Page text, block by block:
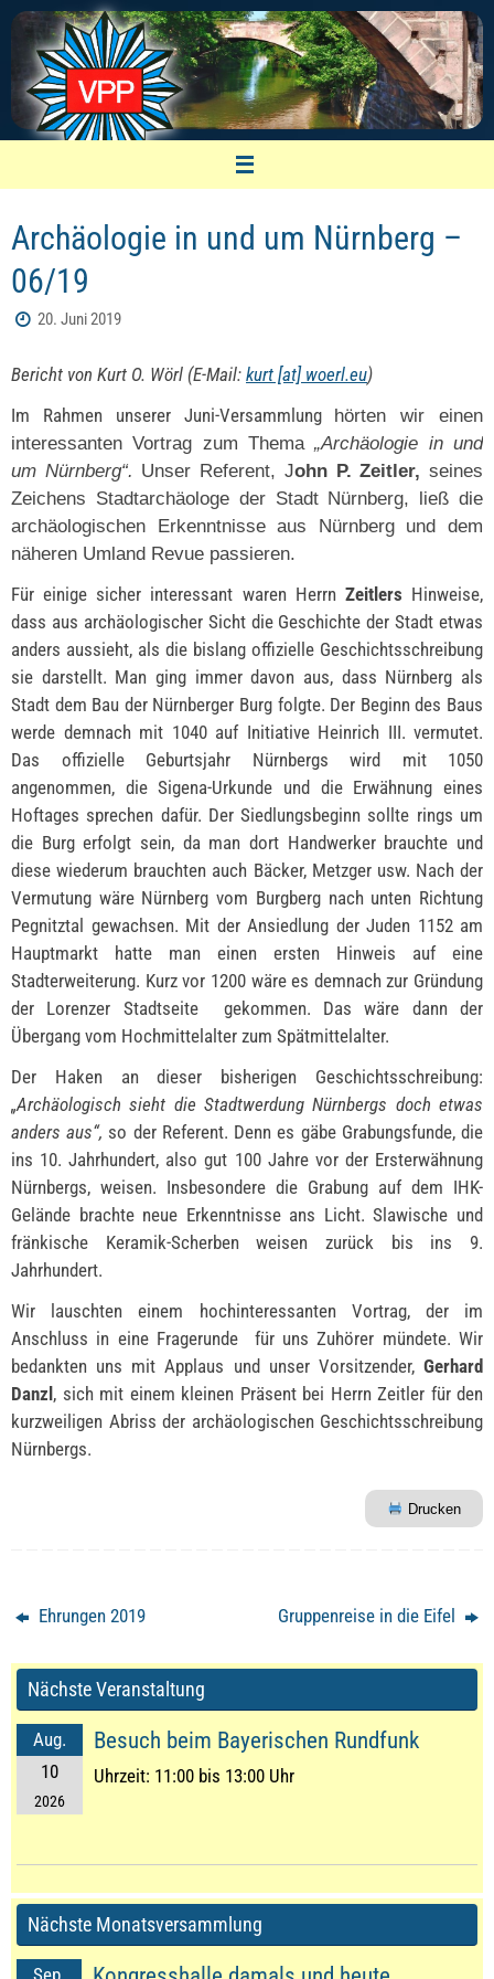
Zum
Inhalt
springen
Vereinigung pensionierter Polizeibeamter
Archäologie in und um Nürnberg –
06/19
20. Juni 2019
Bericht von Kurt O. Wörl (E-Mail: kurt [at] woerl.eu)
Im Rahmen unserer Juni-Versammlung
hörten wir einen
interessanten Vortrag zum Thema„Archäologie in und
um Nürnberg“. Unser Referent, John P. Zeitler, seines
Zeichens Stadtarchäologe der Stadt Nürnberg, ließ die
archäologischen Erkenntnisse aus Nürnberg und dem
näheren Umland Revue passieren.
Für einige sicher interessant waren Herrn Zeitlers Hinweise,
dass aus archäologischer Sicht die Geschichte der Stadt etwas
anders aussieht, als die bislang offizielle Geschichtsschreibung
sie darstellt. Man ging immer davon aus, dass Nürnberg als
Stadt dem Bau der Nürnberger Burg folgte. Der Beginn des Baus
werde demnach mit 1040 auf Initiative Heinrich III. vermutet.
Das offizielle Geburtsjahr Nürnbergs wird mit 1050
angenommen, die Sigena-Urkunde und die Erwähnung eines
Hoftages sprechen dafür. Der Siedlungsbeginn sollte rings um
die Burg erfolgt sein, da man dort Handwerker brauchte und
diese wiederum brauchten auch Bäcker, Metzger usw. Nach der
Vermutung wäre Nürnberg vom Burgberg nach unten Richtung
Pegnitztal gewachsen. Mit der Ansiedlung der Juden 1152 am
Hauptmarkt hatte man einen ersten Hinweis auf eine
Stadterweiterung. Kurz vor 1200 wäre es demnach zur Gründung
der Lorenzer Stadtseite gekommen. Das wäre dann der
Übergang vom Hochmittelalter zum Spätmittelalter.
Der Haken an dieser bisherigen Geschichtsschreibung:
„Archäologisch sieht die Stadtwerdung Nürnbergs doch etwas
anders aus“, so der Referent. Denn es gäbe Grabungsfunde, die
ins 10. Jahrhundert, also gut 100 Jahre vor der Ersterwähnung
Nürnbergs, weisen. Insbesondere die Grabung auf dem IHK-
Gelände brachte neue Erkenntnisse ans Licht. Slawische und
fränkische Keramik-Scherben weisen zurück bis ins 9.
Jahrhundert.
Wir lauschten einem hochinteressanten Vortrag, der im
Anschluss in eine Fragerunde für uns Zuhörer mündete. Wir
bedankten uns mit Applaus und unser Vorsitzender, Gerhard
Danzl , sich mit einem kleinen Präsent bei Herrn Zeitler für den
kurzweiligen Abriss der archäologischen Geschichtsschreibung
Nürnbergs.
Drucken
Ehrungen 2019 Gruppenreise in die Eifel
Nächste Veranstaltung
Aug.
10
2026
Besuch beim Bayerischen Rundfunk
Uhrzeit: 11:00 bis 13:00 Uhr
Nächste Monatsversammlung